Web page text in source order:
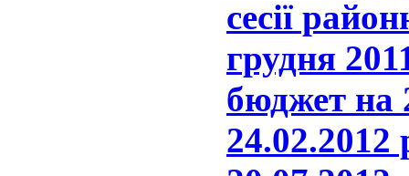
сесії
грудня
бюджет на
24.02.2012